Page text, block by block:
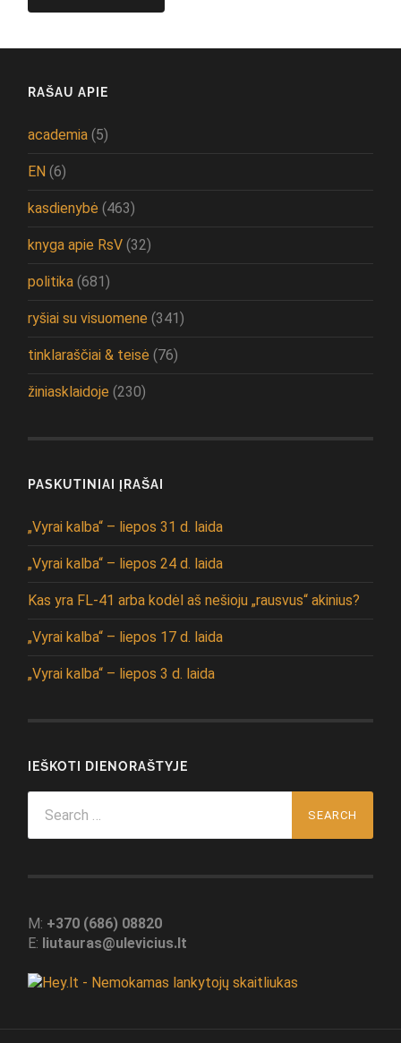
RAŠAU APIE
academia (5)
EN (6)
kasdienybė (463)
knyga apie RsV (32)
politika (681)
ryšiai su visuomene (341)
tinklaraščiai & teisė (76)
žiniasklaidoje (230)
PASKUTINIAI ĮRAŠAI
„Vyrai kalba“ – liepos 31 d. laida
„Vyrai kalba“ – liepos 24 d. laida
Kas yra FL-41 arba kodėl aš nešioju „rausvus“ akinius?
„Vyrai kalba“ – liepos 17 d. laida
„Vyrai kalba“ – liepos 3 d. laida
IEŠKOTI DIENORAŠTYJE
for:
M: +370 (686) 08820
E: liutauras@ulevicius.lt